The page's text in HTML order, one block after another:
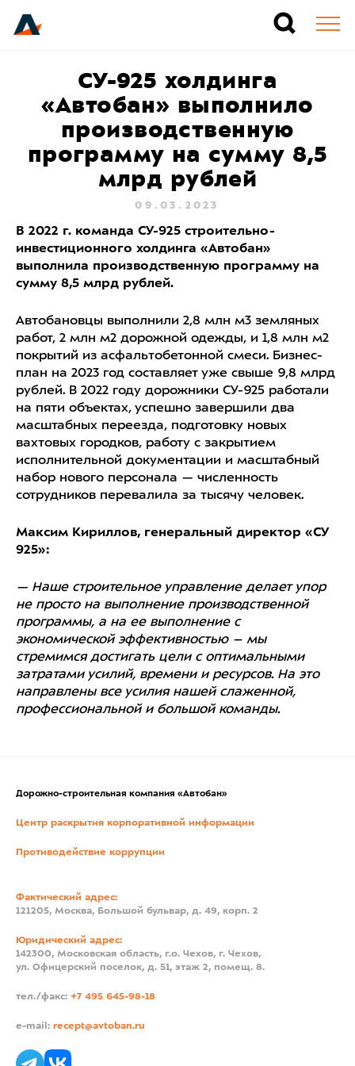
СУ-925 холдинга
«Автобан» выполнило
производственную
программу на сумму 8,5
млрд рублей
09.03.2023
В 2022 г. команда СУ-925 строительно-
инвестиционного холдинга «Автобан»
выполнила производственную программу на
сумму 8,5 млрд рублей.
Автобановцы выполнили 2,8 млн м3 земляных
работ, 2 млн м2 дорожной одежды, и 1,8 млн м2
покрытий из асфальтобетонной смеси. Бизнес-
план на 2023 год составляет уже свыше 9,8 млрд
рублей. В 2022 году дорожники СУ-925 работали
на пяти объектах, успешно завершили два
масштабных переезда, подготовку новых
вахтовых городков, работу с закрытием
исполнительной документации и масштабный
набор нового персонала — численность
сотрудников перевалила за тысячу человек.
Максим Кириллов, генеральный директор «СУ
925»:
— Наше строительное управление делает упор
не просто на выполнение производственной
программы, а на ее выполнение с
экономической эффективностью – мы
стремимся достигать цели с оптимальными
затратами усилий, времени и ресурсов. На это
направлены все усилия нашей слаженной,
профессиональной и большой команды.
Дорожно-строительная компания «Автобан»
Центр раскрытия корпоративной информации
Противодействие коррупции
Фактический адрес:
121205, Москва, Большой бульвар, д. 49, корп. 2
Юридический адрес:
142300, Московская область, г.о. Чехов, г. Чехов,
ул. Офицерский поселок, д. 51, этаж 2, помещ. 8.
тел./факс: +7 495 645-98-18
e-mail: recept@avtoban.ru